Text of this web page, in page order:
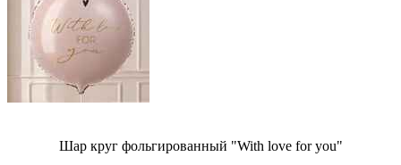
Шар круг фольгированный "With love for you"